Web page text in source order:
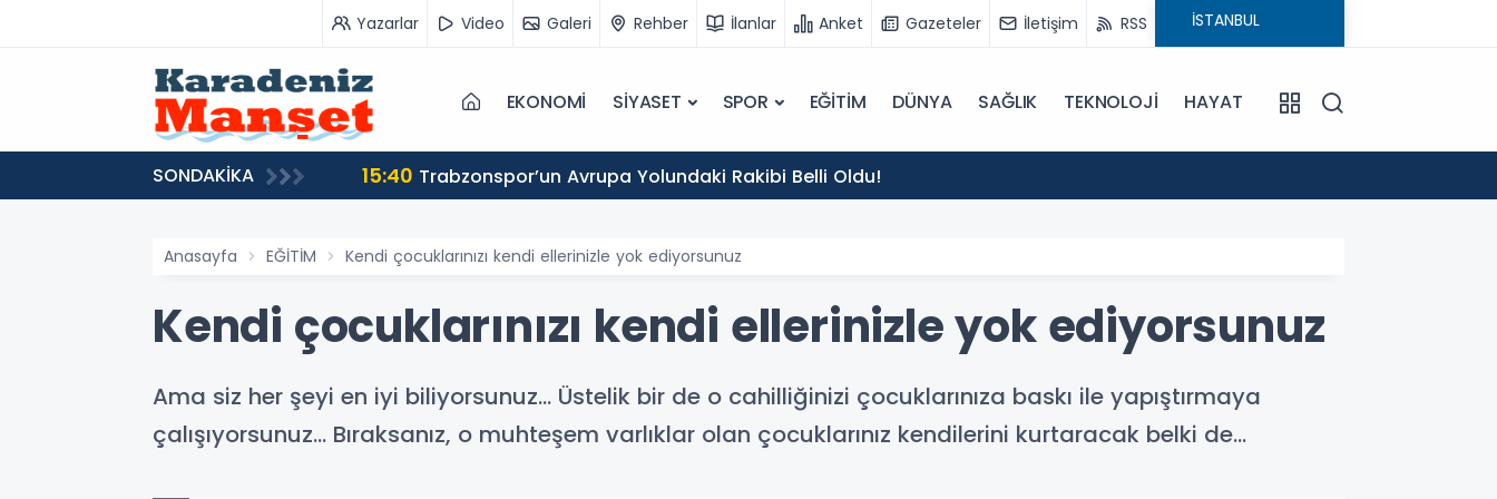
Yazarlar Video Galeri Rehber İlanlar Anket Gazeteler İletişim RSS
EKONOMİ SİYASET SPOR EĞİTİM DÜNYA SAĞLIK TEKNOLOJİ HAYAT
SONDAKİKA 15:40 Trabzonspor’un Avrupa Yolundaki Rakibi Belli Oldu!
Anasayfa EĞİTİM Kendi çocuklarınızı kendi ellerinizle yok ediyorsunuz
Kendi çocuklarınızı kendi ellerinizle yok ediyorsunuz
Ama siz her şeyi en iyi biliyorsunuz… Üstelik bir de o cahilliğinizi çocuklarınıza baskı ile yapıştırmaya
çalışıyorsunuz… Bıraksanız, o muhteşem varlıklar olan çocuklarınız kendilerini kurtaracak belki de…